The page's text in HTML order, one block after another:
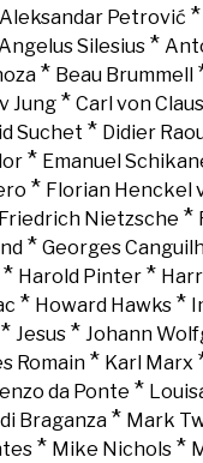
Aleksandar Petrović *
Silesius *
* Beau Brummell
Jung * Carl von
Suchet * Didier
* Emanuel
* Florian Henckel
Friedrich Nietzsche *
* Georges
* Harold Pinter *
* Howard Hawks*
* Jesus * Johann
Romain* Karl Marx
da Ponte *
Braganza* Mark
* Mike Nichols*